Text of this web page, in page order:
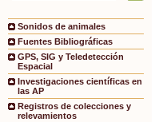
Sonidos de animales
Fuentes Bibliográficas
GPS, SIG y Teledetección
Espacial
Investigaciones científicas en
las AP
Registros de colecciones y
relevamientos